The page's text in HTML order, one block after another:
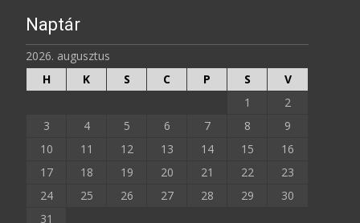
Naptár
2026. augusztus
H
K S C P S
V
1
2
3
4 5 6 7 8
9
10
11 12 13 14 15
16
17
18 19 20 21 22
23
24
25 26 27 28 29
30
31